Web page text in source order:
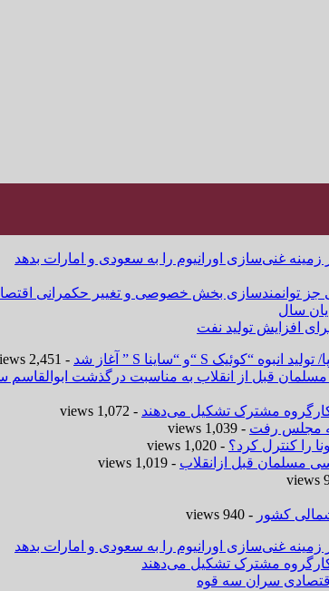
زمینه غنی‌سازی اورانیوم را به سعودی و امارات بدهد
جز توانمندسازی بخش خصوصی و تغییر حکمرانی
افزایش تولید نفت
- 2,451 views
مسلمان قبل از انقلاب به مناسبت درگذشت ابوالقاسم
مشترک تشکیل می‌دهند - 1,072 views
- 1,039 views
را کنترل کرد؟ - 1,020 views
مسلمان قبل ازانقلاب - 1,019 views
کشور - 940 views
زمینه غنی‌سازی اورانیوم را به سعودی و امارات بدهد
مشترک تشکیل می‌دهند
سران سه قوه